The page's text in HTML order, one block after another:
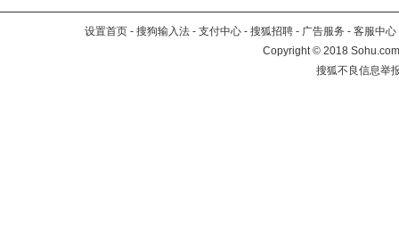
设置首页 - 搜狗输入法 - 支付中心 - 搜狐招聘 - 广告服务 - 客服中心
Copyright©2018
搜狐不良信息举